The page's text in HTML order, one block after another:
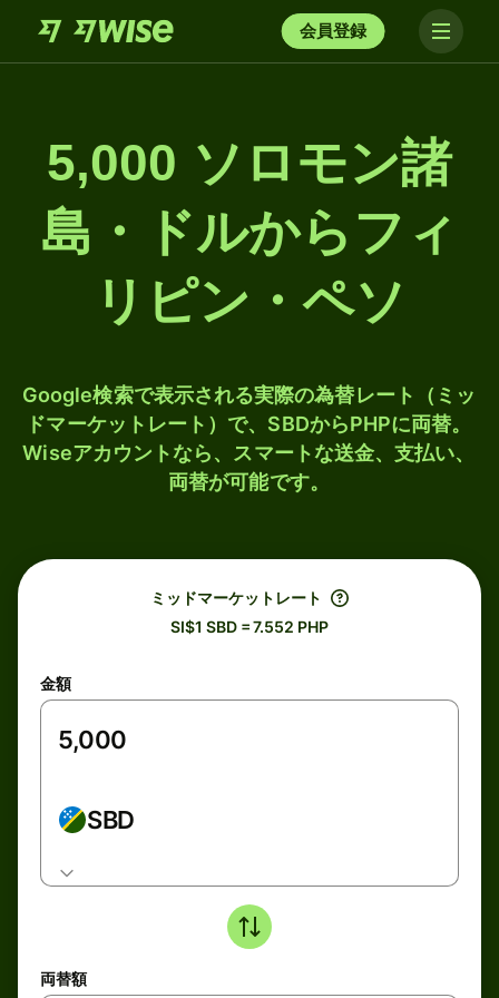
会員登録
5,000 ソロモン諸
島・ドルからフィ
リピン・ペソ
Google検索で表示される実際の為替レート（ミッ
ドマーケットレート）で、SBDからPHPに両替。
Wiseアカウントなら、スマートな送金、支払い、
両替が可能です。
ミッドマーケットレート
SI$1 SBD = 7.552 PHP
金額
SBD
両替額